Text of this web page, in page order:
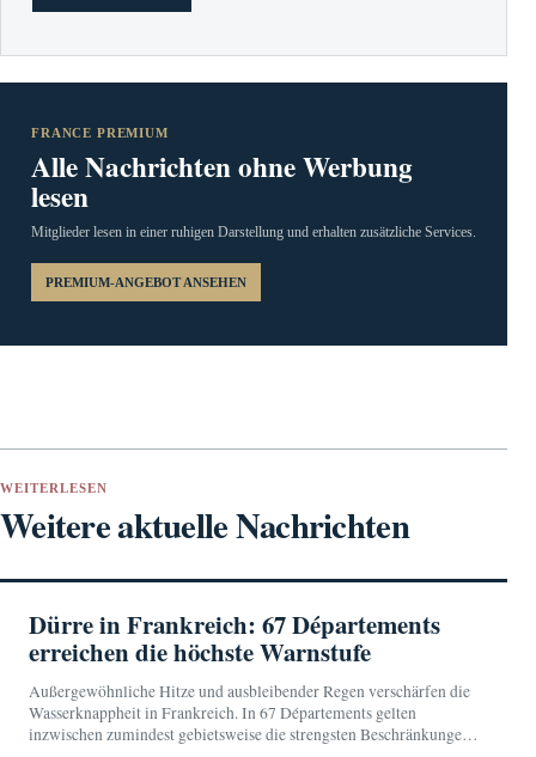
FRANCE PREMIUM
Alle Nachrichten ohne Werbung
lesen
Mitglieder lesen in einer ruhigen Darstellung und erhalten zusätzliche Services.
PREMIUM-ANGEBOT ANSEHEN
WEITERLESEN
Weitere aktuelle Nachrichten
Dürre in Frankreich: 67 Départements
erreichen die höchste Warnstufe
Außergewöhnliche Hitze und ausbleibender Regen verschärfen die
Wasserknappheit in Frankreich. In 67 Départements gelten
inzwischen zumindest gebietsweise die strengsten Beschränkungen